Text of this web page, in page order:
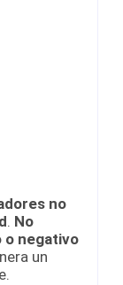
no
. No
o negativo
un